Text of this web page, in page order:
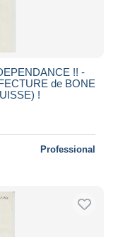
!! -
de BONE
!
Professional